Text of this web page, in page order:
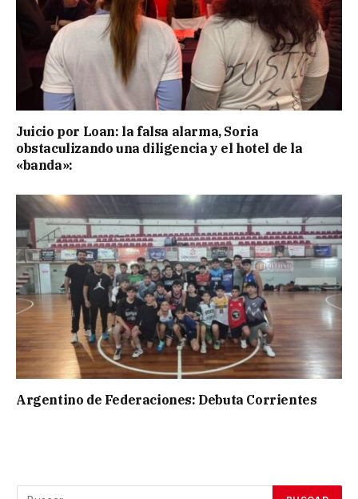
Juicio por Loan: la falsa alarma, Soria
obstaculizando una diligencia y el hotel de la
«banda»:
Argentino de Federaciones: Debuta Corrientes